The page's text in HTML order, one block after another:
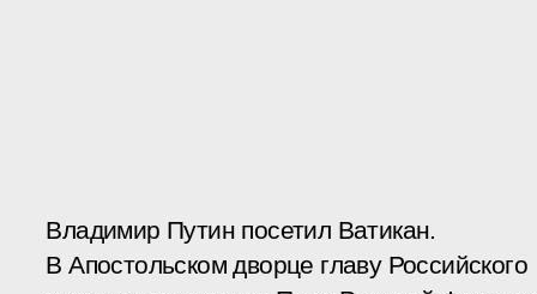
Владимир Путин посетил Ватикан.
В Апостольском дворце главу Российского